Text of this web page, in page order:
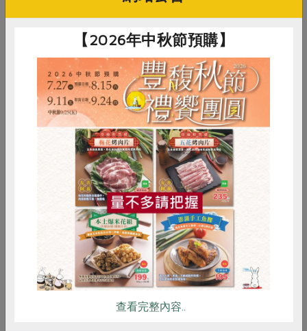
瑠公農檢中心協助合作社檢驗水果農藥殘留量。（圖片提供／
瑠公檢驗中心）
支持農友減少農藥使用量
開放某些特定品項安全級水果的農藥殘留支數，絕非走回
頭路，而是讓農友在不可控的外在環境條件下，有一些轉
圜的空間。若原先支持合作社理念的生產者，只能因生計
考量，放棄走了許久的減藥栽培路，實為可惜。減藥栽培
不只有看農產品本身農藥殘留量，我們還可以從更宏觀的
視野去理解，支持願意減藥栽培的生產者，才能降低農藥
對環境的汙染。我們也會持續陪伴農友，提供友善、適用
的有機資材資訊；並藉由農事管理紀錄，建議適當的農藥
消退時機等措施，與農友攜手繼續努力。
RPET 食譜 減硝酸鹽
雞蛋 食安 共同購買
【2026年中秋節預購】
查看完整內容..